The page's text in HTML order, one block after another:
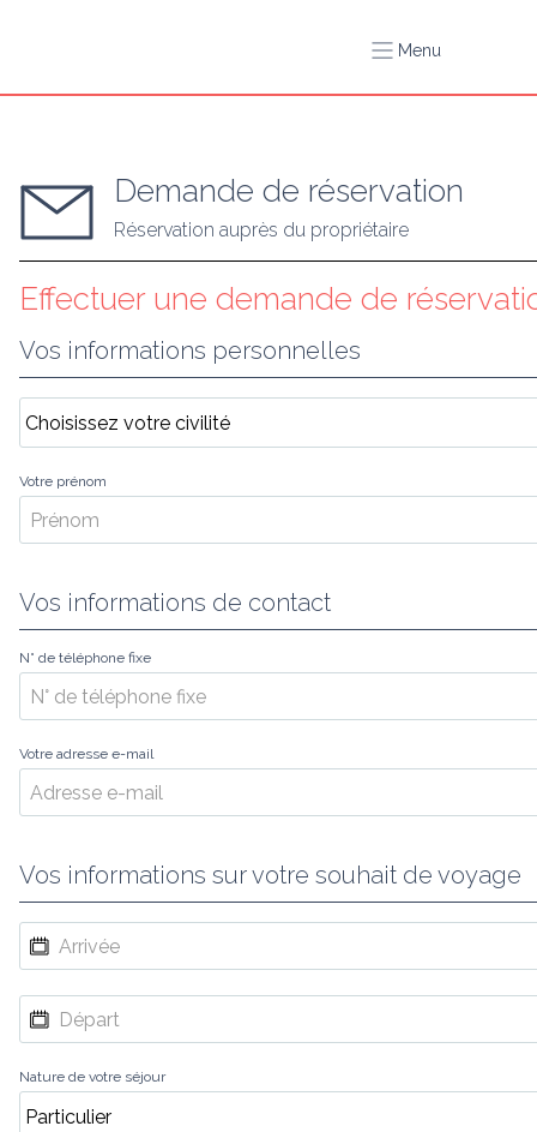
Menu
Demande de réservation
Réservation auprès du propriétaire
Effectuer une demande de
Vos informations personnelles
Votre prénom
Vos informations de contact
N° de téléphone fixe
Votre adresse e-mail
Vos informations sur votre souhait de voyage
Nature de votre séjour